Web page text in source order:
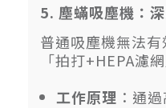
5. 塵蟎吸塵機：
普通吸塵機無法
「拍打+HEPA濾
工作原理 ：通